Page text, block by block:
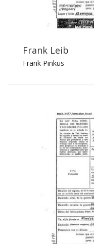
Frank Leib
Frank Pinkus